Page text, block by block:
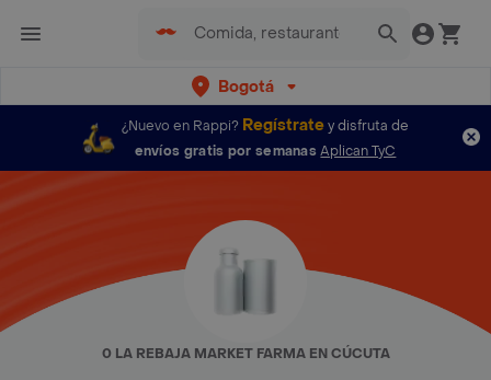
Bogotá
¿Nuevo en Rappi? Regístratey disfruta de
envíos gratis por semanas Aplican TyC
0 LA REBAJA MARKET FARMA EN CÚCUTA